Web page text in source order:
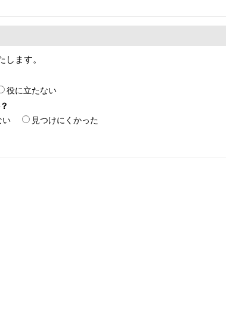
ます。
役に立たない
い 見つけにくかった